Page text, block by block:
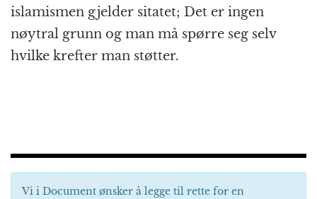
islamismen gjelder sitatet; Det er ingen
nøytral grunn og man må spørre seg selv
hvilke krefter man støtter.
Vi i Document ønsker å legge til rette for en